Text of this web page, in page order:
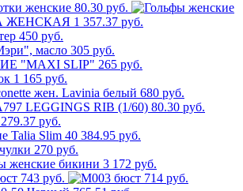
80.30 руб.
1 357.37 руб.
450 руб.
305 руб.
265 руб.
1 165 руб.
680 руб.
80.30 руб.
279.37 руб.
384.95 руб.
270 руб.
3 172 руб.
743 руб.
714 руб.